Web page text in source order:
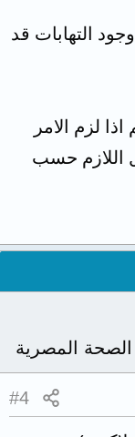
التهابات قد
لزم الامر
اللازم حسب
المصرية
#4